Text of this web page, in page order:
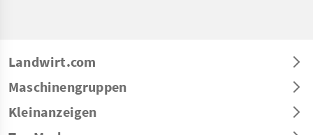
Landwirt.com
Maschinengruppen
Kleinanzeigen